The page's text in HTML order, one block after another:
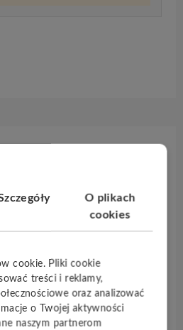
Hydro
to panele
imitują drewno.
antystatyczną, która
się kurzu, co zapewnia
wczystości. Panele są
czemu mogą być
oraz kuchni.
O plikach
cookies
cookie. Pliki cookie
treści i reklamy,
oraz analizować
o Twojej aktywności
naszym partnerom